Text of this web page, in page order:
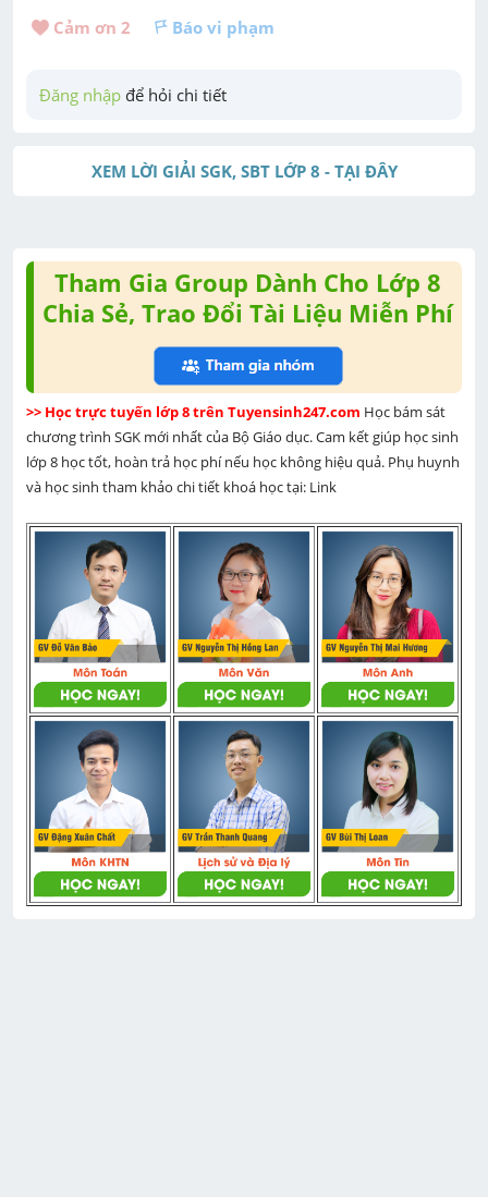
Cảm ơn 2 Báo vi phạm
Đăng nhập để hỏi chi tiết
XEM LỜI GIẢI SGK, SBT LỚP 8 - TẠI ĐÂY
Tham Gia Group Dành Cho Lớp 8
Chia Sẻ, Trao Đổi Tài Liệu Miễn Phí
>> Học trực tuyến lớp 8 trên Tuyensinh247.com Học bám sát
chương trình SGK mới nhất của Bộ Giáo dục. Cam kết giúp học sinh
lớp 8 học tốt, hoàn trả học phí nếu học không hiệu quả. Phụ huynh
và học sinh tham khảo chi tiết khoá học tại: Link